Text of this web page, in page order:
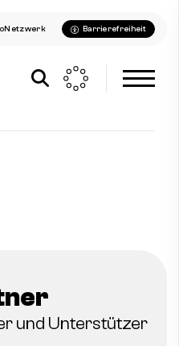
Barrierefreiheit
und Unterstützer